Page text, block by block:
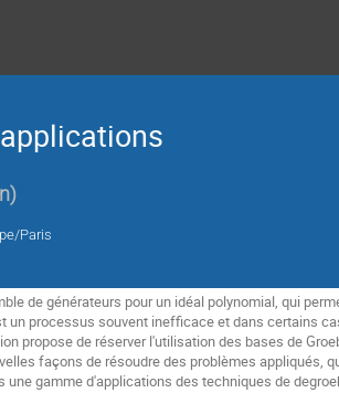
)
Paris
de générateurs pour un idéal polynomial, qui
un processus souvent inefficace et dans certains
propose de réserver l'utilisation des bases de
façons de résoudre des problèmes appliqués,
une gamme d'applications des techniques de